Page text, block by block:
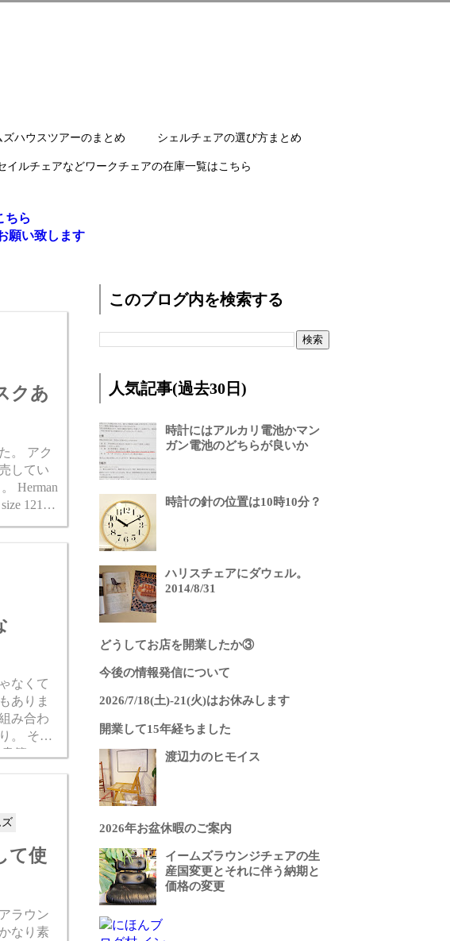
ハウスツアーのまとめ シェルチェアの選び方まとめ
イルチェアなどワークチェアの在庫一覧はこちら
ちら
願い致します
クあ
ク
してい
なくて
ありま
み合わ
の
ー...
て使
なり素
このブログ内を検索する
人気記事(過去30日)
時計にはアルカリ電池かマン
ガン電池のどちらが良いか
時計の針の位置は10時10分？
ハリスチェアにダウェル。
2014/8/31
どうしてお店を開業したか③
今後の情報発信について
2026/7/18(土)-21(火)はお休みします
開業して15年経ちました
渡辺力のヒモイス
2026年お盆休暇のご案内
イームズラウンジチェアの生
産国変更とそれに伴う納期と
価格の変更